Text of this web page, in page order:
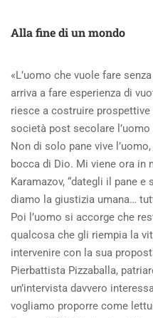
PAPAM
Alla fine di un mondo
«L’uomo che vuole fare
arriva a fare esperienza di
riesce a costruire
società post secolare
Non di solo pane vive
bocca di Dio. Mi viene ora in
Karamazov, “dategli il pane e
diamo la giustizia umana…
Poi l’uomo si accorge che
qualcosa che gli riempia la
intervenire con la sua
Pierbattista Pizzaballa,
un’intervista davvero
vogliamo proporre come